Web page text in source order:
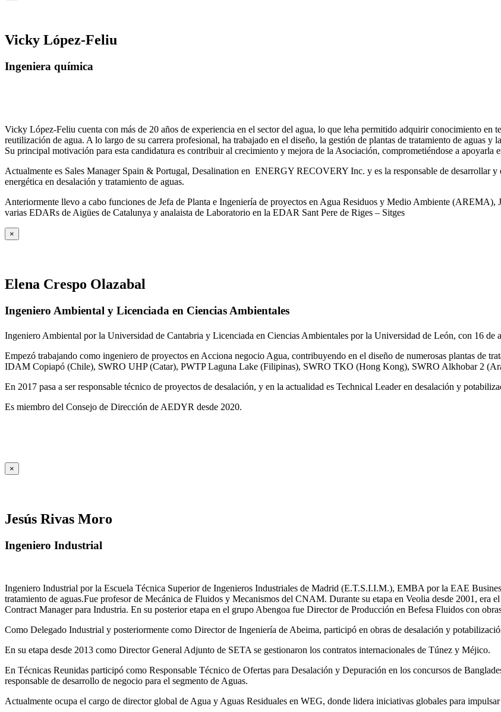
Vicky López-Feliu
Ingeniera química
Vicky López-Feliu cuenta con más de 20 años de experiencia en el sector del agua, lo que leha permitido adquirir conocimiento en
reutilización de agua. A lo largo de su carrera profesional, ha trabajado en el diseño, la gestión de plantas de tratamiento de aguas
Su principal motivación para esta candidatura es contribuir al crecimiento y mejora de la Asociación, comprometiéndose a apoyarla
Actualmente es Sales Manager Spain & Portugal, Desalination en ENERGY RECOVERY Inc. y es la responsable de desarrollar y
energética en desalación y tratamiento de aguas.
Anteriormente llevo a cabo funciones de Jefa de Planta e Ingeniería de proyectos en Agua Residuos y Medio Ambiente (AREMA),
varias EDARs de Aigües de Catalunya y analaista de Laboratorio en la EDAR Sant Pere de Riges – Sitges
×
Elena Crespo Olazabal
Ingeniero Ambiental y Licenciada en Ciencias Ambientales
Ingeniero Ambiental por la Universidad de Cantabria y Licenciada en Ciencias Ambientales por la Universidad de León, con 16 de
Empezó trabajando como ingeniero de proyectos en Acciona negocio Agua, contribuyendo en el diseño de numerosas plantas de
IDAM Copiapó (Chile), SWRO UHP (Catar), PWTP Laguna Lake (Filipinas), SWRO TKO (Hong Kong), SWRO Alkhobar 2
En 2017 pasa a ser responsable técnico de proyectos de desalación, y en la actualidad es Technical Leader en desalación y
Es miembro del Consejo de Dirección de AEDYR desde 2020.
×
Jesús Rivas Moro
Ingeniero Industrial
Ingeniero Industrial por la Escuela Técnica Superior de Ingenieros Industriales de Madrid (E.T.S.I.I.M.), EMBA por la EAE
tratamiento de aguas.Fue profesor de Mecánica de Fluidos y Mecanismos del CNAM. Durante su etapa en Veolia desde 2001,
Contract Manager para Industria. En su posterior etapa en el grupo Abengoa fue Director de Producción en Befesa Fluidos con
Como Delegado Industrial y posteriormente como Director de Ingeniería de Abeima, participó en obras de desalación y
En su etapa desde 2013 como Director General Adjunto de SETA se gestionaron los contratos internacionales de Túnez y Méjico.
En Técnicas Reunidas participó como Responsable Técnico de Ofertas para Desalación y Depuración en los concursos de
responsable de desarrollo de negocio para el segmento de Aguas.
Actualmente ocupa el cargo de director global de Agua y Aguas Residuales en WEG, donde lidera iniciativas globales para